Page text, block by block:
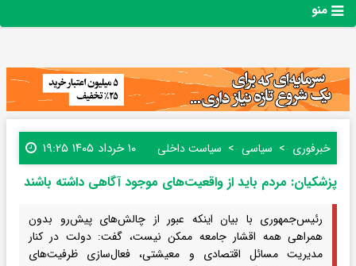
منو
خبرفوری سیاسی سیاست داخلی ۱۰ خرداد ۱۴۰۵ ۱۹:۲۵
پزشکیان: مردم باید از واقعیت‌های موجود آگاهی داشته باشند
رئیس‌جمهوری با بیان اینکه عبور از چالش‌های پیش‌رو بدون
همراهی همه اقشار جامعه ممکن نیست، گفت: دولت در کنار
مدیریت مسائل اقتصادی و معیشتی، فعال‌سازی ظرفیت‌های